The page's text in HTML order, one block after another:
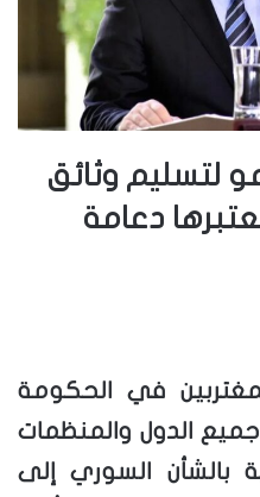
لتسليم وثائق
دعامة
في الحكومة
جميع الدول والمنظمات
بالشأن السوري إلى